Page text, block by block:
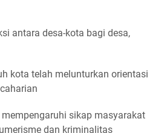
antara desa-kota bagi desa,
kota telah melunturkan orientasi
sikap masyarakat
dan kriminalitas